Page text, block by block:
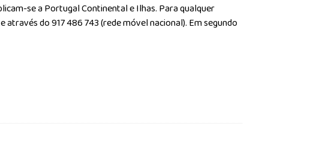
se a Portugal Continental e Ilhas. Para qualquer
do 917 486 743 (rede móvel nacional). Em segundo